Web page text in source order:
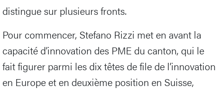
distingue sur plusieurs fronts.
Pour commencer, Stefano Rizzi met en avant la
capacité d’innovation des PME du canton, qui le
fait figurer parmi les dix têtes de file de l’innovation
en Europe et en deuxième position en Suisse,